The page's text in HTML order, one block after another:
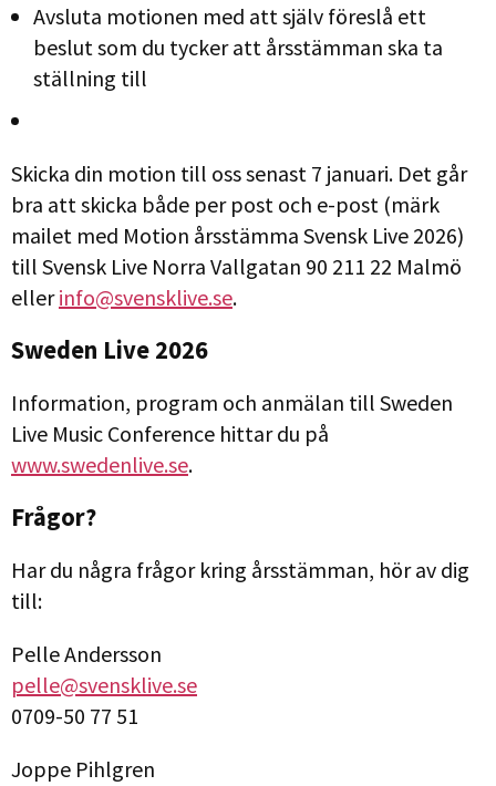
Avsluta motionen med att själv föreslå ett
beslut som du tycker att årsstämman ska ta
ställning till
Skicka din motion till oss senast 7 januari. Det går
bra att skicka både per post och e-post (märk
mailet med Motion årsstämma Svensk Live 2026)
till Svensk Live Norra Vallgatan 90 211 22 Malmö
ellerinfo@svensklive.se.
Sweden Live 2026
Information, program och anmälan till Sweden
Live Music Conference hittar du på
www.swedenlive.se.
Frågor?
Har du några frågor kring årsstämman, hör av dig
till:
Pelle Andersson
pelle@svensklive.se
0709-50 77 51
Joppe Pihlgren